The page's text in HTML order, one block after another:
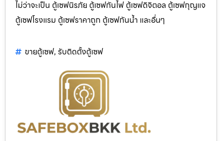
ไม่ว่าจะเป็น ตู้เซฟนิรภัย ตู้เซฟกันไฟ ตู้เซฟดิจิตอล ตู้เซฟกุญแจ
ตู้เซฟโรงแรม ตู้เซฟราคาถูก ตู้เซฟกันน้ำ และอื่นๆ
ขายตู้เซฟ, รับติดตั้งตู้เซฟ